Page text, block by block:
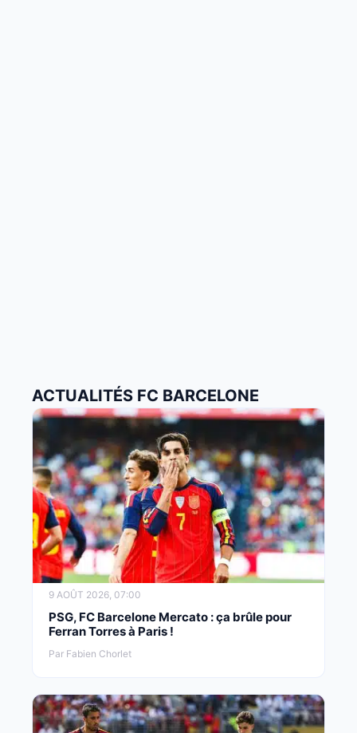
ACTUALITÉS FC BARCELONE
9 AOÛT 2026, 07:00
PSG, FC Barcelone Mercato : ça brûle pour
Ferran Torres à Paris !
Par Fabien Chorlet